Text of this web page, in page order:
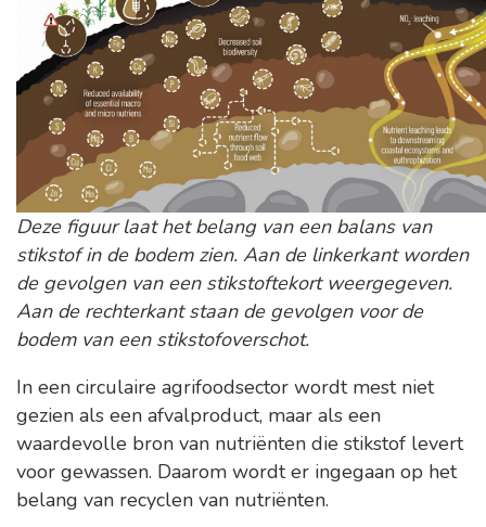
Deze figuur laat het belang van een balans van
stikstof in de bodem zien. Aan de linkerkant worden
de gevolgen van een stikstoftekort weergegeven.
Aan de rechterkant staan de gevolgen voor de
bodem van een stikstofoverschot.
In een circulaire agrifoodsector wordt mest niet
gezien als een afvalproduct, maar als een
waardevolle bron van nutriënten die stikstof levert
voor gewassen. Daarom wordt er ingegaan op het
belang van recyclen van nutriënten.